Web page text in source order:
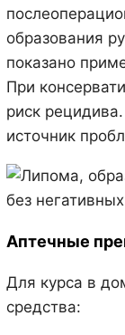
образования
показано
При
риск
источник
Аптечные
Для курса в
средства: